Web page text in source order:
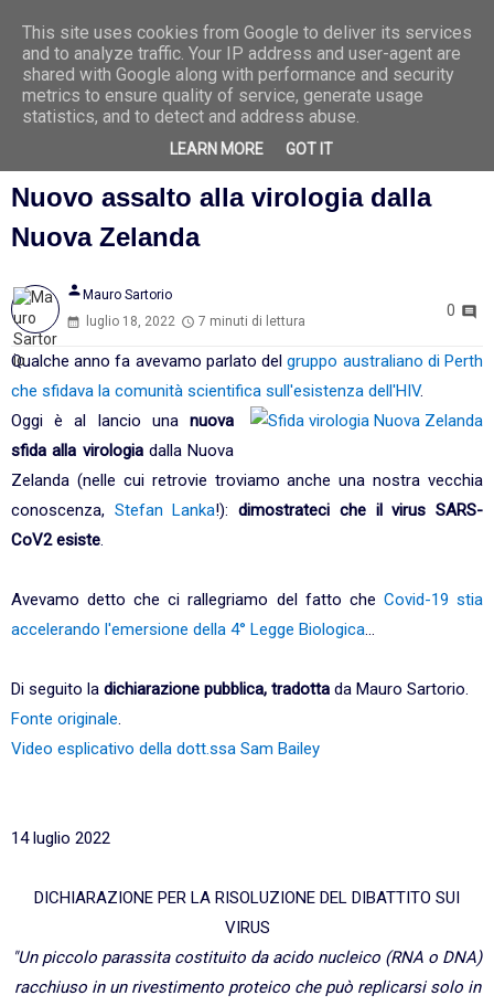
6 Ago
2026
Dimostrateci che SARS-CoV-2 esiste.
Nuovo assalto alla virologia dalla
Nuova Zelanda
person Mauro Sartorio
luglio 18, 2022
7 minuti di lettura
0
Qualche anno fa avevamo parlato delgruppo australiano di Perth
che sfidava la comunità scientifica sull'esistenza dell'HIV.
Oggi è al lancio una nuova
sfida alla virologiadalla Nuova
Zelanda (nelle cui retrovie troviamo anche una nostra vecchia
conoscenza, Stefan Lanka!):dimostrateci che il virus SARS-
CoV2 esiste.
Avevamo detto che ci rallegriamo del fatto che Covid-19 stia
accelerando l'emersione della 4° Legge Biologica...
Di seguito la dichiarazione pubblica, tradotta da Mauro Sartorio.
Fonte originale.
Video esplicativo della dott.ssa Sam Bailey
14 luglio 2022
DICHIARAZIONE PER LA RISOLUZIONE DEL DIBATTITO SUI
VIRUS
"Un piccolo parassita costituito da acido nucleico (RNA o DNA)
racchiuso in un rivestimento proteico che può replicarsi solo in
This site uses cookies from Google to deliver its services
and to analyze traffic. Your IP address and user-agent are
shared with Google along with performance and security
metrics to ensure quality of service, generate usage
statistics, and to detect and address abuse.
LEARN MORE GOT IT